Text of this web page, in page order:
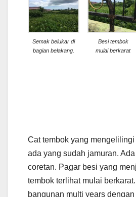
Semak belukar di
bagian belakang.
Besi tembok
mulai berkarat
Cat tembok yang
ada yang sudah jamuran.
coretan. Pagar besi yang
tembok terlihat mulai
bangunan multi years